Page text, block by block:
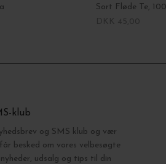
Sort Fløde Te,
klub
og SMS klub og vær
besked om vores velbesøgte
udsalg og tips til din